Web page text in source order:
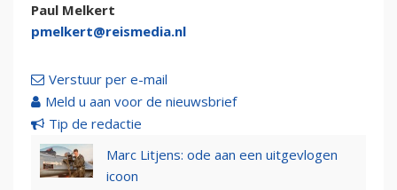
Paul Melkert
pmelkert@reismedia.nl
Verstuur per e-mail
Meld u aan voor de nieuwsbrief
Tip de redactie
Marc Litjens: ode aan een uitgevlogen
icoon